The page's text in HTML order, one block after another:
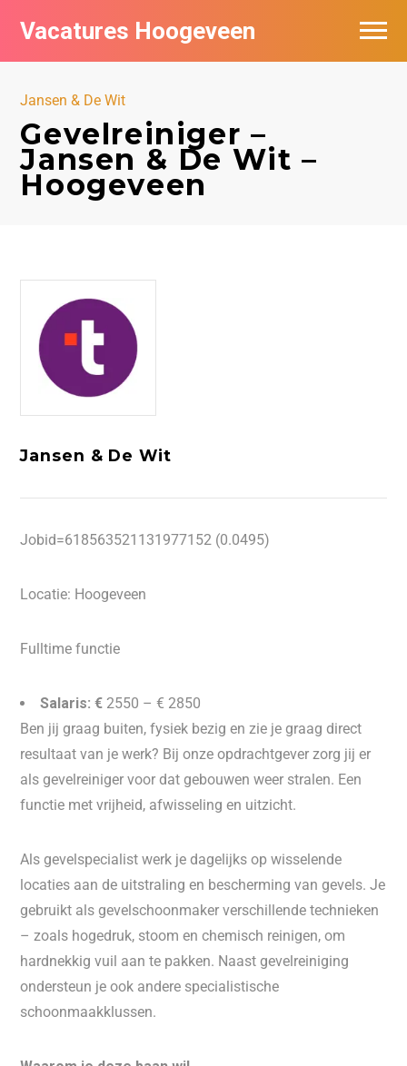
Vacatures Hoogeveen
Jansen & De Wit
Gevelreiniger –
Jansen & De Wit –
Hoogeveen
Jansen & De Wit
Jobid=618563521131977152 (0.0495)
Locatie: Hoogeveen
Fulltime functie
Salaris: € 2550 – € 2850
Ben jij graag buiten, fysiek bezig en zie je graag direct
resultaat van je werk? Bij onze opdrachtgever zorg jij er
als gevelreiniger voor dat gebouwen weer stralen. Een
functie met vrijheid, afwisseling en uitzicht.
Als gevelspecialist werk je dagelijks op wisselende
locaties aan de uitstraling en bescherming van gevels. Je
gebruikt als gevelschoonmaker verschillende technieken
– zoals hogedruk, stoom en chemisch reinigen, om
hardnekkig vuil aan te pakken. Naast gevelreiniging
ondersteun je ook andere specialistische
schoonmaakklussen.
Vacatures per bedrijf
Nieuwsbrief feed